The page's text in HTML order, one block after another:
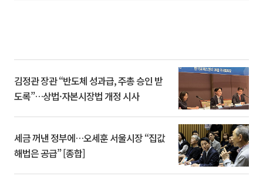
김정관 장관 “반도체 성과급, 주총 승인 받
도록”…상법·자본시장법 개정 시사
세금 꺼낸 정부에…오세훈 서울시장 “집값
해법은 공급” [종합]